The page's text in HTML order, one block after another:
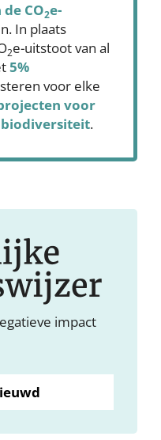
CO2e-
In plaats
2e-uitstoot van al
5%
voor elke
voor
.
impact